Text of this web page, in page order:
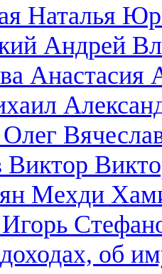
Наталья
Андрей
Анастасия
Виктор
Мехди
об